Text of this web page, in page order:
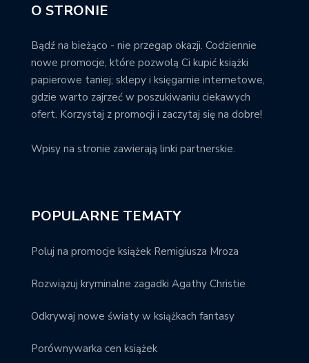
O STRONIE
Bądź na bieżąco - nie przegap okazji. Codziennie
nowe promocje, które pozwolą Ci kupić książki
papierowe taniej; sklepy i księgarnie internetowe,
gdzie warto zajrzeć w poszukiwaniu ciekawych
ofert. Korzystaj z promocji i zaczytaj się na dobre!
Wpisy na stronie zawierają linki partnerskie.
POPULARNE TEMATY
Poluj na promocje książek Remigiusza Mroza
Rozwiązuj kryminalne zagadki Agathy Christie
Odkrywaj nowe światy w książkach fantasy
Porównywarka cen książek